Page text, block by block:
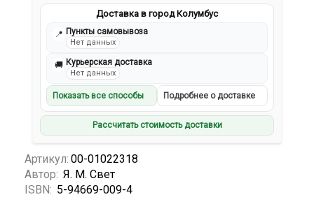
Доставка в город Колумбус
📍 Пункты самовывоза
Нет данных
🚚 Курьерская доставка
Нет данных
Показать все способы Подробнее о доставке
Рассчитать стоимость доставки
Артикул: 00-01022318
Автор: Я. М. Свет
ISBN: 5-94669-009-4